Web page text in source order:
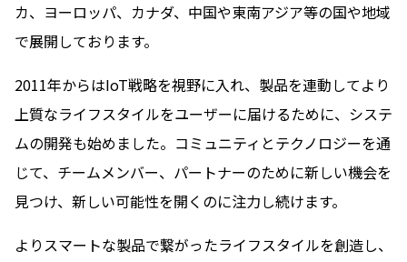
カ、ヨーロッパ、カナダ、中国や東南アジア等の国や地域
で展開しております。
2011年からはIoT戦略を視野に入れ、製品を連動してより
上質なライフスタイルをユーザーに届けるために、システ
ムの開発も始めました。コミュニティとテクノロジーを通
じて、チームメンバー、パートナーのために新しい機会を
見つけ、新しい可能性を開くのに注力し続けます。
よりスマートな製品で繋がったライフスタイルを創造し、